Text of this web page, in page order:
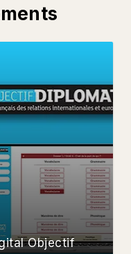
Objectif